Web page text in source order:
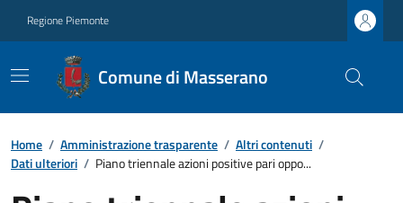
Regione Piemonte
Comune di Masserano
Home / Amministrazione trasparente / Altri contenuti /
Dati ulteriori / Piano triennale azioni positive pari oppo...